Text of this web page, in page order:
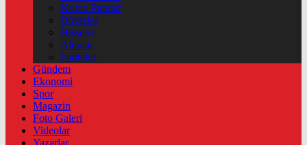
Kripto Paralar
Dövizler
Hisseler
Altınlar
Pariteler
Gündem
Ekonomi
Spor
Magazin
Foto Galeri
Videolar
Yazarlar